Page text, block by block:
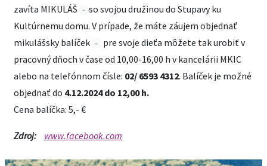
zavíta MIKULÁŠ
so svojou družinou do Stupavy ku
Kultúrnemu domu. V prípade, že máte záujem objednať
mikulášsky balíček
pre svoje dieťa môžete tak urobiť v
pracovný dňoch v čase od 10,00-16,00 h v kancelárii MKIC
alebo na telefónnom čísle: 02/ 6593 4312. Balíček je možné
objednať do 4.12.2024 do 12,00 h.
Cena balíčka: 5,- €
Zdroj: www.facebook.com